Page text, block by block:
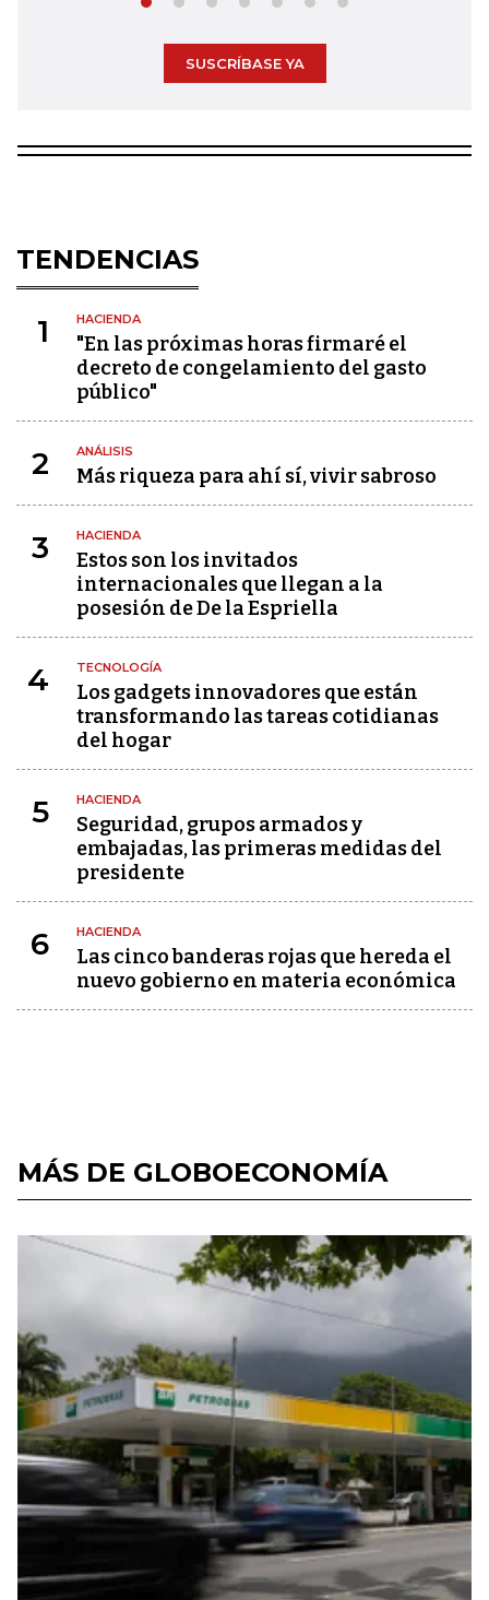
SUSCRÍBASE YA
TENDENCIAS
1 HACIENDA
"En las próximas horas firmaré el
decreto de congelamiento del gasto
público"
2 ANÁLISIS
Más riqueza para ahí sí, vivir sabroso
3 HACIENDA
Estos son los invitados
internacionales que llegan a la
posesión de De la Espriella
4 TECNOLOGÍA
Los gadgets innovadores que están
transformando las tareas cotidianas
del hogar
5 HACIENDA
Seguridad, grupos armados y
embajadas, las primeras medidas del
presidente
6 HACIENDA
Las cinco banderas rojas que hereda el
nuevo gobierno en materia económica
MÁS DE GLOBOECONOMÍA